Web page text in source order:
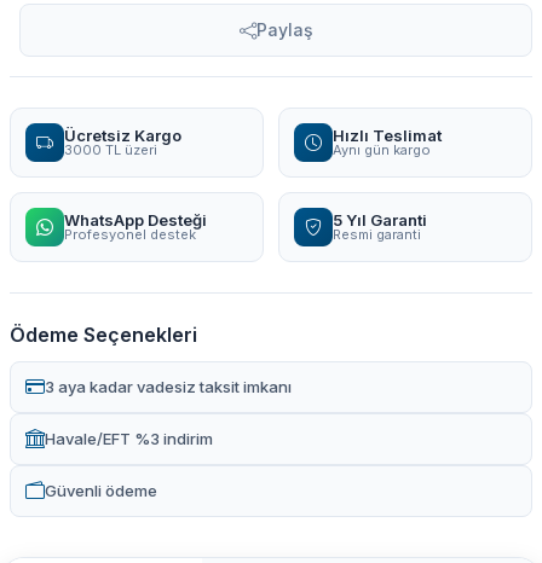
Paylaş
Ücretsiz Kargo
3000 TL üzeri
Hızlı Teslimat
Aynı gün kargo
WhatsApp Desteği
Profesyonel destek
5 Yıl Garanti
Resmi garanti
Ödeme Seçenekleri
3 aya kadar vadesiz taksit imkanı
Havale/EFT %3 indirim
Güvenli ödeme